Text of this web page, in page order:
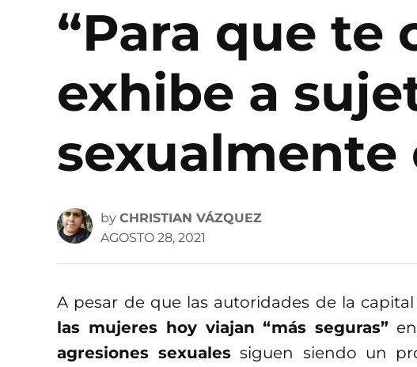
“Para que te
exhibe a
sexualmente
by CHRISTIAN VÁZQUEZ
AGOSTO 28, 2021
A pesar de que las autoridades de la
las mujeres hoy viajan “más seguras”
agresiones sexuales siguen siendo un